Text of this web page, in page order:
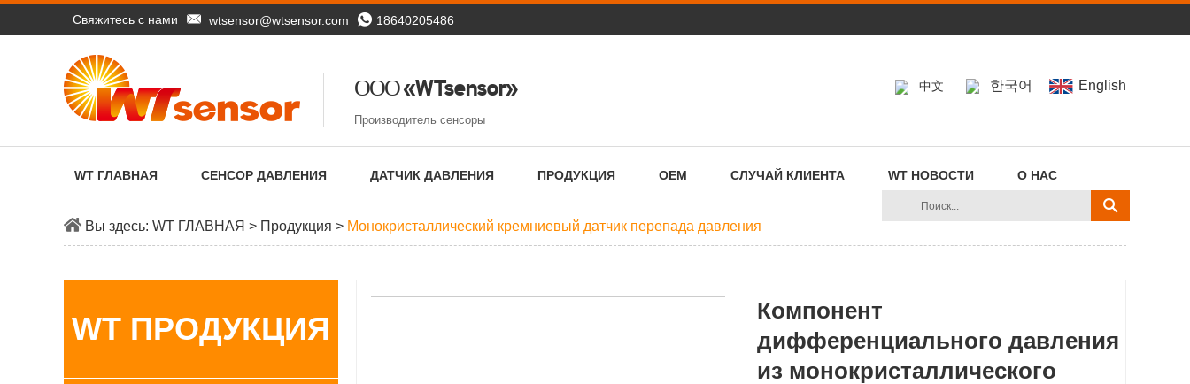
Свяжитесь с нами wtsensor@wtsensor.com 18640205486
中文 한국어 English
ООО «WTsensor»
Производитель сенсоры
WT ГЛАВНАЯ СЕНСОР ДАВЛЕНИЯ ДАТЧИК ДАВЛЕНИЯ ПРОДУКЦИЯ OEM СЛУЧАЙ КЛИЕНТА WT НОВОСТИ О НАС
Вы здесь: WT ГЛАВНАЯ > Продукция > Монокристаллический кремниевый датчик перепада давления
Компонент
дифференциального давления
из монокристаллического
WT ПРОДУКЦИЯ